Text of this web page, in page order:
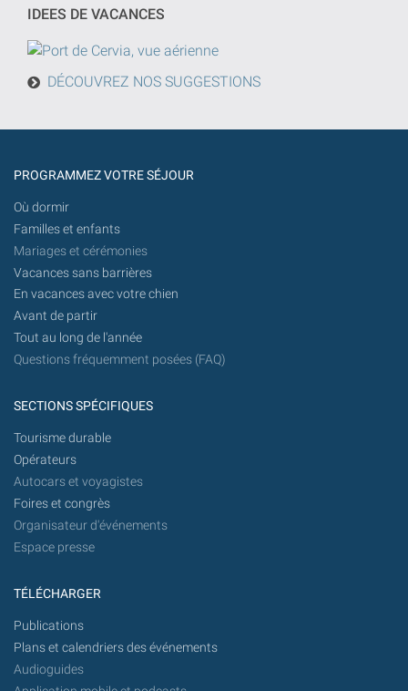
à
partir
à
IDEES DE VACANCES
DÉCOUVREZ NOS SUGGESTIONS
PROGRAMMEZ VOTRE SÉJOUR
Où dormir
Familles et enfants
Mariages et cérémonies
Vacances sans barrières
En vacances avec votre chien
Avant de partir
Tout au long de l'année
Questions fréquemment posées (FAQ)
SECTIONS SPÉCIFIQUES
Tourisme durable
Opérateurs
Autocars et voyagistes
Foires et congrès
Organisateur d'événements
Espace presse
TÉLÉCHARGER
Publications
Plans et calendriers des événements
Audioguides